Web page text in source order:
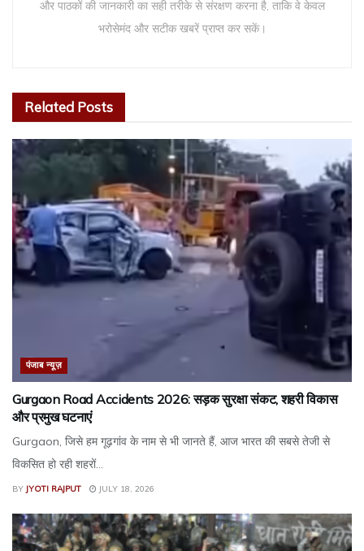
और पाठकों की जानकारी का सही तरीके से संरक्षण करना है, ताकि वे केवल
भरोसेमंद और सटीक खबरें प्राप्त कर सकें।
Related Posts
पंजाब न्यूज़
Gurgaon Road Accidents 2026: सड़क सुरक्षा संकट, शहरी विकास
और प्रमुख घटनाएं
Gurgaon, जिसे हम गूढ़गांव के नाम से भी जानते हैं, आज भारत की सबसे तेजी से
विकसित हो रही शहरों...
BY JYOTI RAJPUT JULY 18, 2026